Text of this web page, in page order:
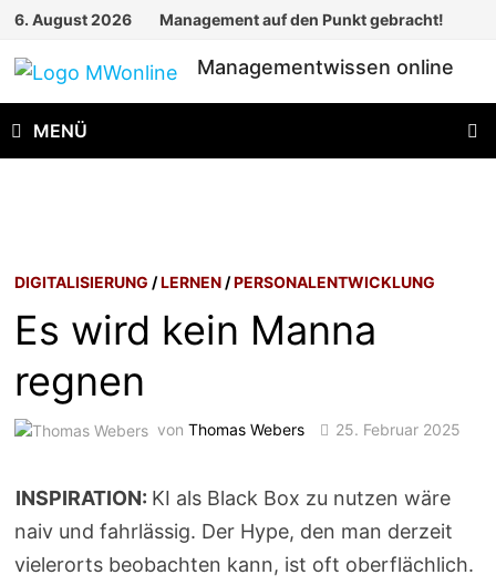
Zum
springen
6. August 2026 Management auf den Punkt gebracht!
Managementwissen online
MENÜ
DIGITALISIERUNG /LERNEN /PERSONALENTWICKLUNG
Es wird kein Manna
regnen
vonThomas Webers 25. Februar 2025
INSPIRATION: KI als Black Box zu nutzen wäre
naiv und fahrlässig. Der Hype, den man derzeit
vielerorts beobachten kann, ist oft oberflächlich.